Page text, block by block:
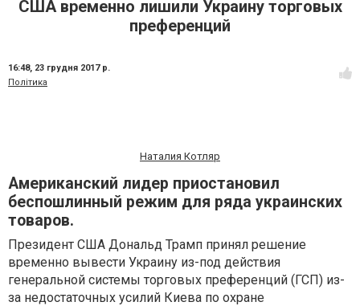
США временно лишили Украину торговых
преференций
16:48, 23 грудня 2017 р.
Політика
Наталия Котляр
Американский лидер приостановил
беспошлинный режим для ряда украинских
товаров.
Президент США Дональд Трамп принял решение
временно вывести Украину из-под действия
генеральной системы торговых преференций (ГСП) из-
за недостаточных усилий Киева по охране